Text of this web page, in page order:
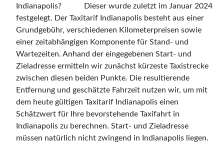
Dieser wurde zuletzt im Januar 2024
festgelegt. Der Taxitarif Indianapolis besteht aus einer
Grundgebühr, verschiedenen Kilometerpreisen sowie
einer zeitabhängigen Komponente für Stand- und
Wartezeiten. Anhand der eingegebenen Start- und
Zieladresse ermitteln wir zunächst kürzeste Taxistrecke
zwischen diesen beiden Punkte. Die resultierende
Entfernung und geschätzte Fahrzeit nutzen wir, um mit
dem heute gültigen Taxitarif Indianapolis einen
Schätzwert für Ihre bevorstehende Taxifahrt in
Indianapolis zu berechnen. Start- und Zieladresse
müssen natürlich nicht zwingend in Indianapolis liegen.